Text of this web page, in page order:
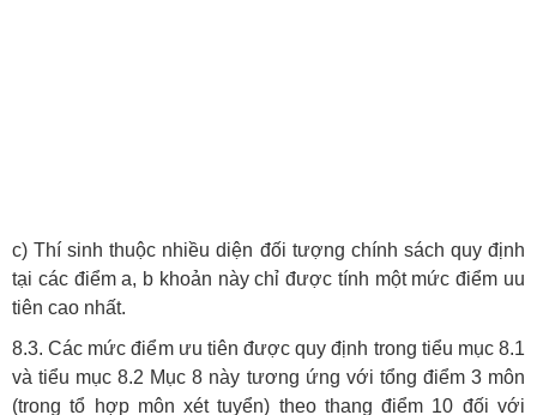
c) Thí sinh thuộc nhiều diện đối tượng chính sách quy định
tại các điểm a, b khoản này chỉ được tính một mức điểm uu
tiên cao nhất.
8.3. Các mức điểm ưu tiên được quy định trong tiểu mục 8.1
và tiểu mục 8.2 Mục 8 này tương ứng với tổng điểm 3 môn
(trong tổ hợp môn xét tuyển) theo thang điểm 10 đối với